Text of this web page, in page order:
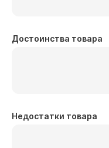
Достоинства товара
Недостатки товара